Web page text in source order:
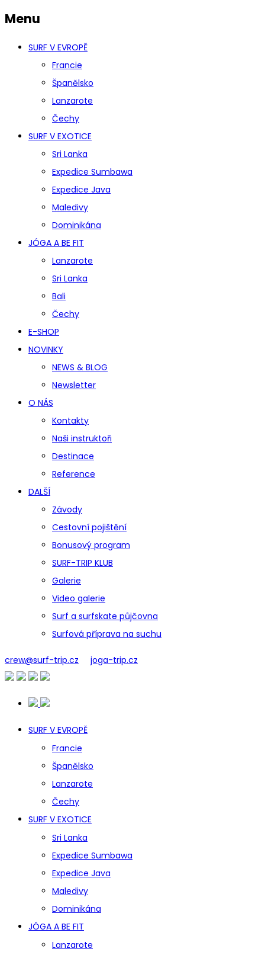
Menu
SURF V EVROPĚ
Francie
Španělsko
Lanzarote
Čechy
SURF V EXOTICE
Sri Lanka
Expedice Sumbawa
Expedice Java
Maledivy
Dominikána
JÓGA A BE FIT
Lanzarote
Sri Lanka
Bali
Čechy
E-SHOP
NOVINKY
NEWS & BLOG
Newsletter
O NÁS
Kontakty
Naši instruktoři
Destinace
Reference
DALŠÍ
Závody
Cestovní pojištění
Bonusový program
SURF-TRIP KLUB
Galerie
Video galerie
Surf a surfskate půjčovna
Surfová příprava na suchu
crew@surf-trip.cz joga-trip.cz
SURF V EVROPĚ
Francie
Španělsko
Lanzarote
Čechy
SURF V EXOTICE
Sri Lanka
Expedice Sumbawa
Expedice Java
Maledivy
Dominikána
JÓGA A BE FIT
Lanzarote